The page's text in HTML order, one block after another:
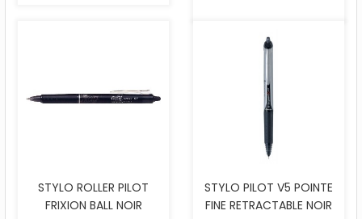
STYLO ROLLER PILOT
FRIXION BALL NOIR
STYLO PILOT V5 POINTE
FINE RETRACTABLE NOIR